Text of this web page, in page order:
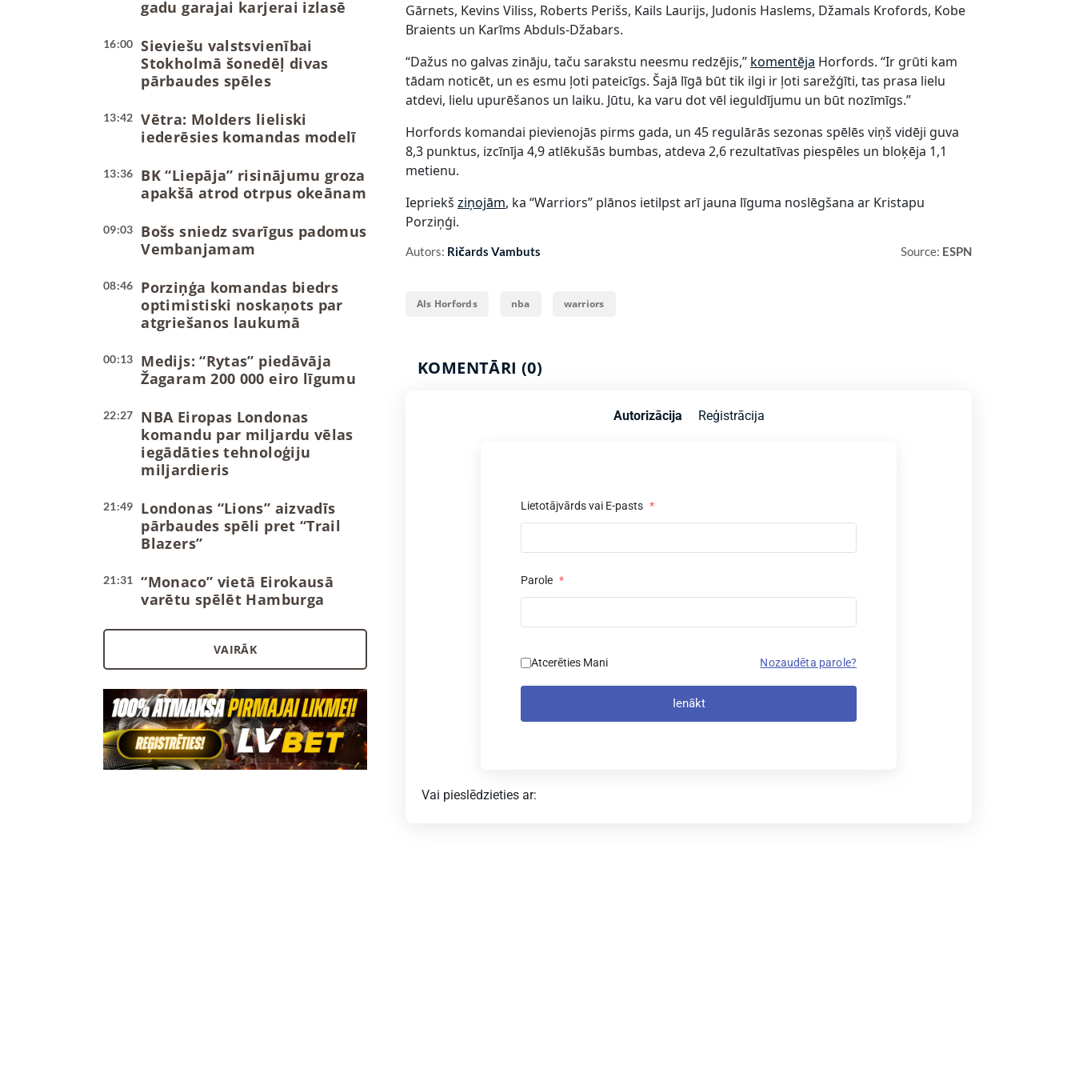
gadu garajai karjerai izlasē
16:00
Sieviešu valstsvienībai
Stokholmā šonedēļ divas
pārbaudes spēles
13:42
Vētra: Molders lieliski
iederēsies komandas modelī
13:36
BK “Liepāja” risinājumu groza
apakšā atrod otrpus okeānam
09:03
Bošs sniedz svarīgus padomus
Vembanjamam
08:46
Porziņģa komandas biedrs
optimistiski noskaņots par
atgriešanos laukumā
00:13
Medijs: “Rytas” piedāvāja
Žagaram 200 000 eiro līgumu
22:27
NBA Eiropas Londonas
komandu par miljardu vēlas
iegādāties tehnoloģiju
miljardieris
21:49
Londonas “Lions” aizvadīs
pārbaudes spēli pret “Trail
Blazers”
21:31
“Monaco” vietā Eirokausā
varētu spēlēt Hamburga
VAIRĀK
Gārnets, Kevins Viliss, Roberts Perišs, Kails Laurijs, Judonis Haslems, Džamals Krofords, Kobe
Braients un Karīms Abduls-Džabars.
“Dažus no galvas zināju, taču sarakstu neesmu redzējis,” komentēja Horfords. “Ir grūti kam
tādam noticēt, un es esmu ļoti pateicīgs. Šajā līgā būt tik ilgi ir ļoti sarežģīti, tas prasa lielu
atdevi, lielu upurēšanos un laiku. Jūtu, ka varu dot vēl ieguldījumu un būt nozīmīgs.”
Horfords komandai pievienojās pirms gada, un 45 regulārās sezonas spēlēs viņš vidēji guva
8,3 punktus, izcīnīja 4,9 atlēkušās bumbas, atdeva 2,6 rezultatīvas piespēles un bloķēja 1,1
metienu.
Iepriekš ziņojām, ka “Warriors” plānos ietilpst arī jauna līguma noslēgšana ar Kristapu
Porziņģi.
Autors: Ričards Vambuts Source: ESPN
Als Horfords nba warriors
KOMENTĀRI (0)
Autorizācija Reģistrācija
Lietotājvārds vai E-pasts *
Parole *
Atcerēties Mani Nozaudēta parole?
Ienākt
Vai pieslēdzieties ar: